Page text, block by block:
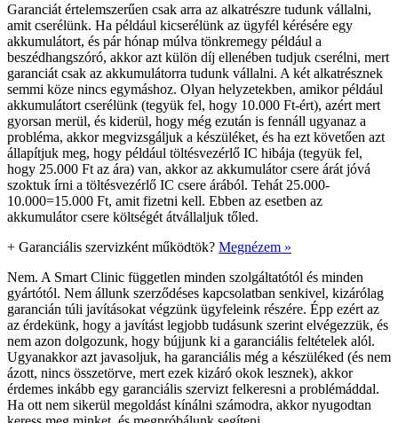
Garanciát értelemszerűen csak arra az alkatrészre tudunk vállalni,
amit cserélünk. Ha például kicserélünk az ügyfél kérésére egy
akkumulátort, és pár hónap múlva tönkremegy például a
beszédhangszóró, akkor azt külön díj ellenében tudjuk cserélni, mert
garanciát csak az akkumulátorra tudunk vállalni. A két alkatrésznek
semmi köze nincs egymáshoz. Olyan helyzetekben, amikor például
akkumulátort cserélünk (tegyük fel, hogy 10.000 Ft-ért), azért mert
gyorsan merül, és kiderül, hogy még ezután is fennáll ugyanaz a
probléma, akkor megvizsgáljuk a készüléket, és ha ezt követően azt
állapítjuk meg, hogy például töltésvezérlő IC hibája (tegyük fel,
hogy 25.000 Ft az ára) van, akkor az akkumulátor csere árát jóvá
szoktuk írni a töltésvezérlő IC csere árából. Tehát 25.000-
10.000=15.000 Ft, amit fizetni kell. Ebben az esetben az
akkumulátor csere költségét átvállaljuk tőled.
+ Garanciális szervizként működtök? Megnézem »
Nem. A Smart Clinic független minden szolgáltatótól és minden
gyártótól. Nem állunk szerződéses kapcsolatban senkivel, kizárólag
garancián túli javításokat végzünk ügyfeleink részére. Épp ezért az
az érdekünk, hogy a javítást legjobb tudásunk szerint elvégezzük, és
nem azon dolgozunk, hogy bújjunk ki a garanciális feltételek alól.
Ugyanakkor azt javasoljuk, ha garanciális még a készüléked (és nem
ázott, nincs összetörve, mert ezek kizáró okok lesznek), akkor
érdemes inkább egy garanciális szervizt felkeresni a problémáddal.
Ha ott nem sikerül megoldást kínálni számodra, akkor nyugodtan